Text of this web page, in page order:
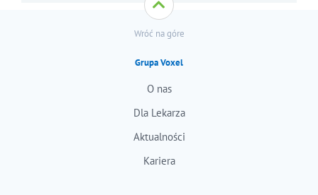
Wróć na góre
Grupa Voxel
O nas
Dla Lekarza
Aktualności
Kariera